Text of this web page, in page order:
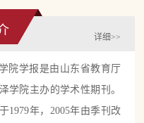
详细>>
院学报是由山东省教育厅
学院主办的学术性期刊。
1979年，2005年由季刊改